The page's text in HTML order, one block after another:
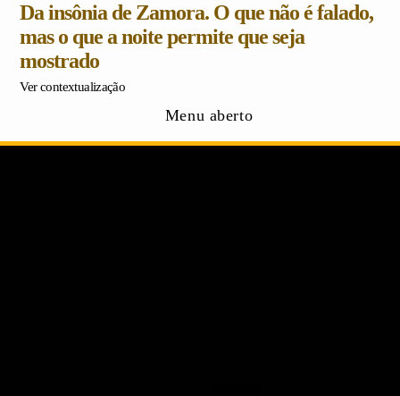
Da insônia de Zamora. O que não é falado,
mas o que a noite permite que seja
mostrado
Ver contextualização
Menu aberto